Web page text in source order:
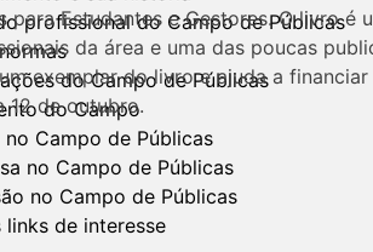
profissional do Campo de Públicas
do Campo de Públicas
do Campo
no Campo de Públicas
no Campo de Públicas
no Campo de Públicas
links de interesse
Estudantes e Gestores. O livro é
da área e uma das poucas
exemplar do livro e ajuda a financiar
12 de outubro.